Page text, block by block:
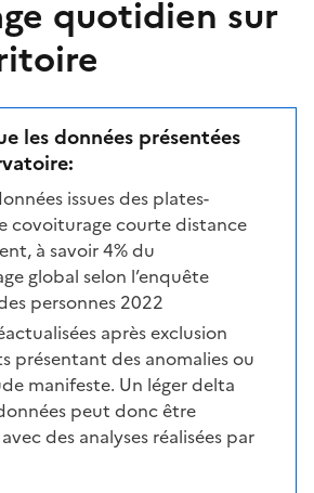
quotidien sur
les données présentées
issues des plates-
covoiturage courte distance
à savoir 4% du
global selon l’enquête
personnes 2022
après exclusion
présentant des anomalies ou
manifeste. Un léger delta
peut donc être
des analyses réalisées par